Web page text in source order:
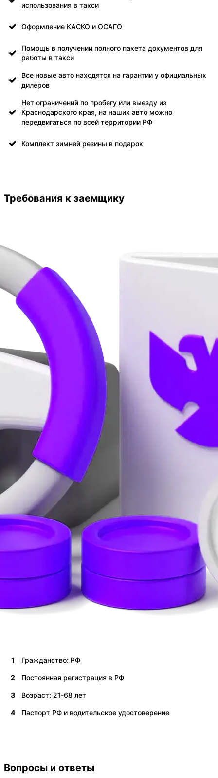
использования в такси
Оформление КАСКО и ОСАГО
Помощь в получении полного пакета документов для
работы в такси
Все новые авто находятся на гарантии у официальных
дилеров
Нет ограничений по пробегу или выезду из
Краснодарского края, на наших авто можно
передвигаться по всей территории РФ
Комплект зимней резины в подарок
Требования к заемщику
1 Гражданство: РФ
2 Постоянная регистрация в РФ
3 Возраст: 21-68 лет
4 Паспорт РФ и водительское удостоверение
Вопросы и ответы